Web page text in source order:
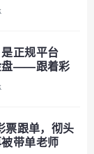
正规平台
盘——跟着彩
票跟单，彻头
带单老师